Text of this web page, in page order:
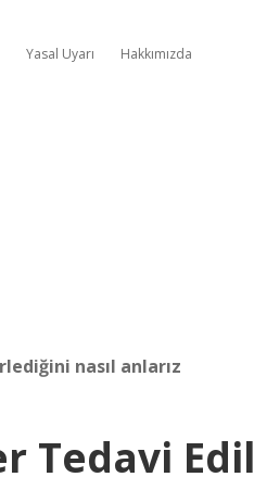
Yasal Uyarı Hakkımızda
nasıl anlarız
Tedavi